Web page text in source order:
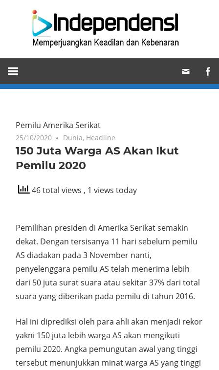
Memperjuangkan
Keadilan
dan
Pemilu Amerika Serikat
25/10/2020 Dunia, Headline
150 Juta Warga AS Akan Ikut
Pemilu 2020
46 total views , 1 views today
Pemilihan presiden di Amerika Serikat semakin
dekat. Dengan tersisanya 11 hari sebelum pemilu
AS diadakan pada 3 November nanti,
penyelenggara pemilu AS telah menerima lebih
dari 50 juta surat suara atau sekitar 37% dari total
suara yang diberikan pada pemilu di tahun 2016.
Hal ini diprediksi oleh para ahli akan menjadi rekor
yakni 150 juta lebih warga AS akan mengikuti
pemilu 2020. Angka pemungutan awal yang tinggi
tersebut menunjukkan minat warga AS yang tinggi